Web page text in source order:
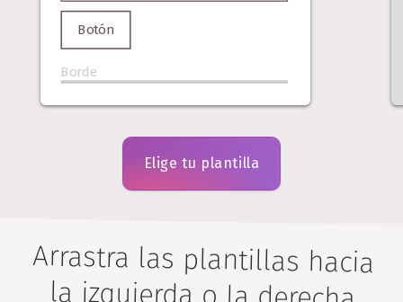
Botón
Borde
Elige tu plantilla
Arrastra las plantillas hacia
la izquierda o la derecha
para desplazarte por ellas, o
usa las flechas del teclado